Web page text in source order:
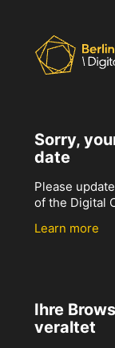
Sorry,
date
Please
of the Digital
Learn more
Ihre
veraltet